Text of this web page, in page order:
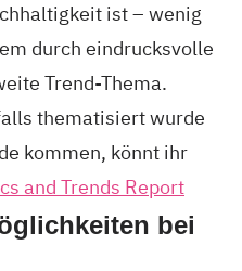
ist – wenig
durch eindrucksvolle
Trend-Thema.
thematisiert wurde
kommen, könnt ihr
and Trends Report
bei